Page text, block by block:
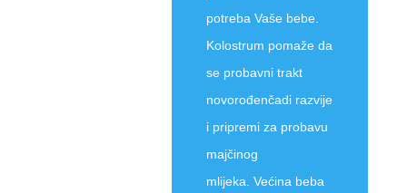
potreba Vaše bebe.
Kolostrum pomaže da
se probavni trakt
novorođenčadi razvije
i pripremi za probavu
majčinog
mlijeka. Većina beba